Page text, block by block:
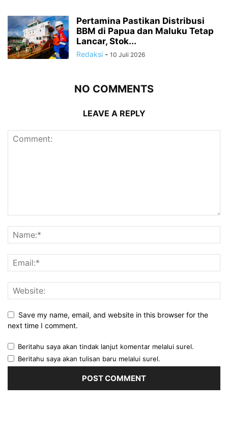
Pertamina Pastikan Distribusi
BBM di Papua dan Maluku Tetap
Lancar, Stok...
Redaksi - 10 Juli 2026
NO COMMENTS
LEAVE A REPLY
Save my name, email, and website in this browser for the
next time I comment.
Beritahu saya akan tindak lanjut komentar melalui surel.
Beritahu saya akan tulisan baru melalui surel.